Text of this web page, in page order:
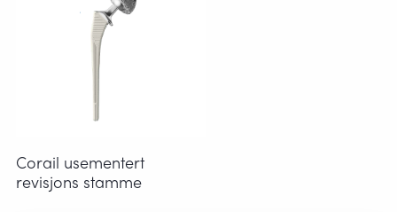
Corail usementert
revisjons stamme